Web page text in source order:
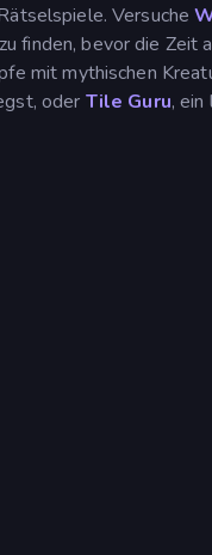
Versuche
finden, bevor die Zeit
mit mythischen
oder Tile Guru,